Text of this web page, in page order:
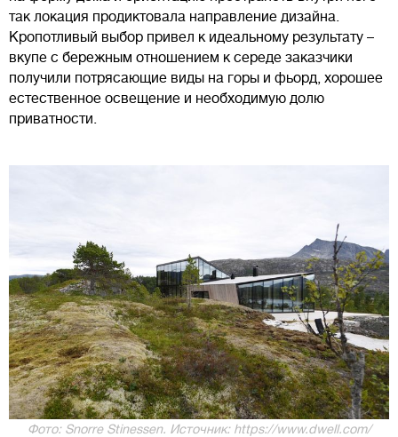
так локация продиктовала направление дизайна.
Кропотливый выбор привел к идеальному результату –
вкупе с бережным отношением к середе заказчики
получили потрясающие виды на горы и фьорд, хорошее
естественное освещение и необходимую долю
приватности.
Фото: Snorre Stinessen. Источник: https://www.dwell.com/